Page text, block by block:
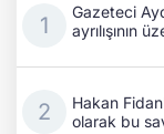
Gazeteci
ayrılışının
Hakan
olarak bu